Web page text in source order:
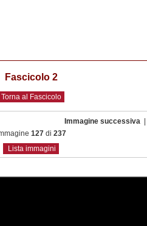
Fascicolo 2
Torna al Fascicolo
Immagine successiva
127di 237
Lista immagini